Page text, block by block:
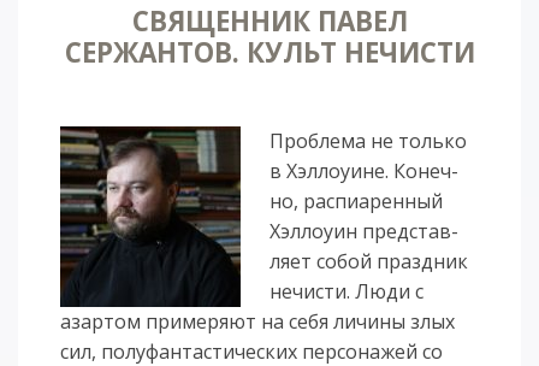
СВЯЩЕННИК ПАВЕЛ
СЕРЖАНТОВ. КУЛЬТ НЕЧИСТИ
Про­бле­ма не толь­ко
в Хэл­ло­у­и­не. Ко­неч­
но, рас­пи­а­рен­ный
Хэл­ло­у­ин пред­став­
ля­ет со­бой празд­ник
не­чис­ти. Лю­ди с
азар­том при­ме­ря­ют на се­бя ли­чи­ны злых
сил, по­лу­фан­тас­ти­чес­ких пер­со­на­жей со